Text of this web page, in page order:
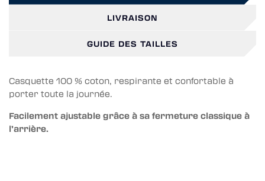
LIVRAISON
GUIDE DES TAILLES
Casquette 100 % coton, respirante et confortable à
porter toute la journée.
Facilement ajustable grâce à sa fermeture classique à
l’arrière.